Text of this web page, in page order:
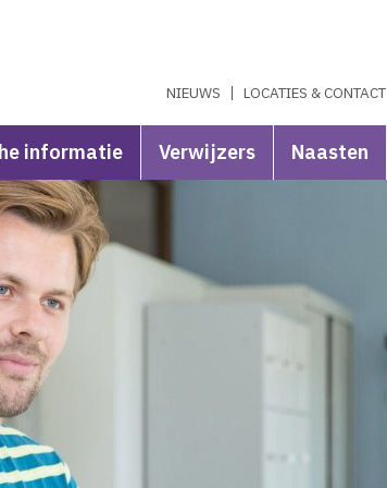
NIEUWS LOCATIES & CONTACT
informatie Verwijzers Naasten